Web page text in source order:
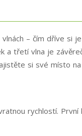
– čím dříve si
třetí vlna je
si své místo
rychlostí.